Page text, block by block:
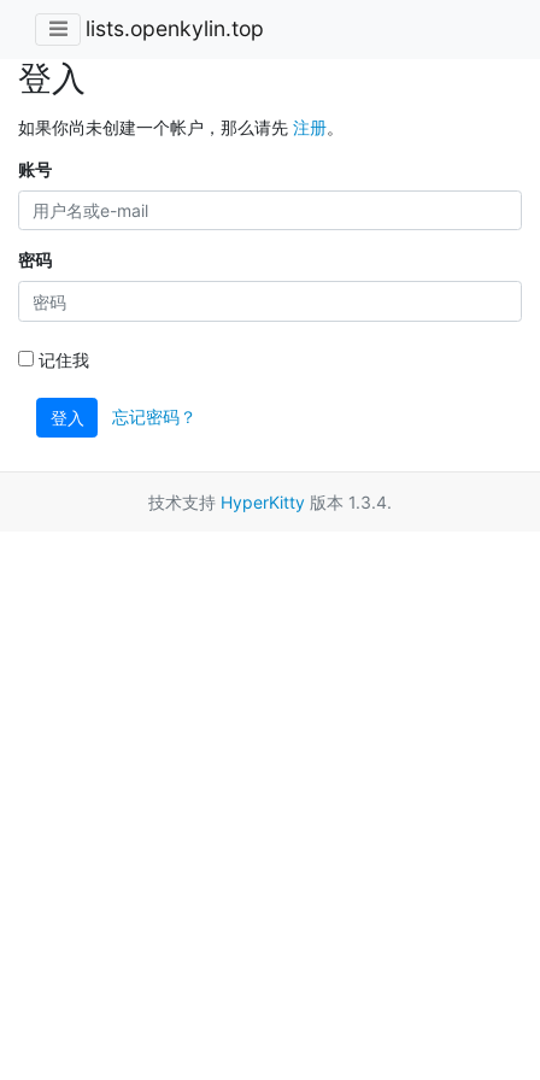
lists.openkylin.top
登入
如果你尚未创建一个帐户，那么请先 注册。
账号
密码
记住我
登入 忘记密码？
技术支持 HyperKitty 版本 1.3.4.